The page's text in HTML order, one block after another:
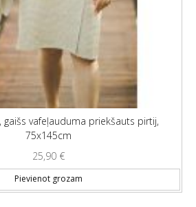
gaišs vafeļauduma priekšauts pirtij,
75x145cm
25,90 €
Pievienot grozam